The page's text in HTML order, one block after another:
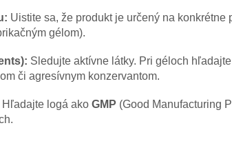
Uistite sa, že produkt je určený na konkrétne
gélom).
Sledujte aktívne látky. Pri géloch
či agresívnym konzervantom.
Hľadajte logá ako GMP (Good Manufacturing